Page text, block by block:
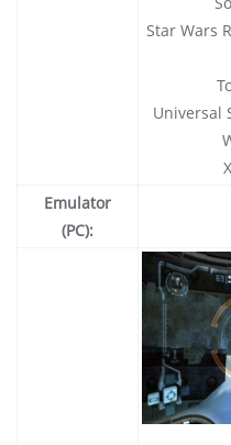
Star Wars
Universal
Emulator
(PC):